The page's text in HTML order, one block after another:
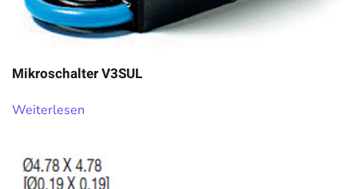
Mikroschalter V3SUL
Weiterlesen